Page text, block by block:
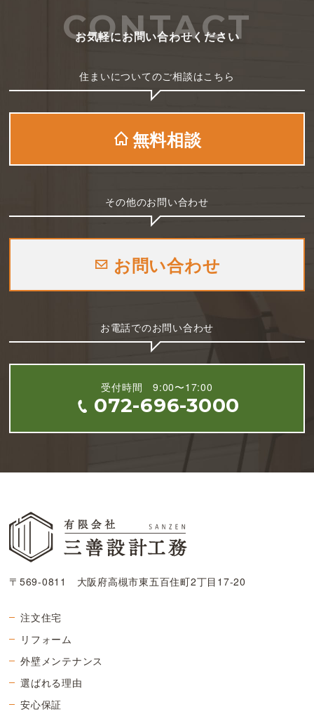
CONTACT
お気軽にお問い合わせください
住まいについてのご相談はこちら
無料相談
その他のお問い合わせ
お問い合わせ
お電話でのお問い合わせ
受付時間 9:00〜17:00
072-696-3000
〒569-0811 大阪府高槻市東五百住町2丁目17-20
注文住宅
リフォーム
外壁メンテナンス
選ばれる理由
安心保証